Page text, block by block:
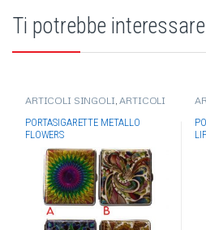
Ti potrebbe
ARTICOLI SINGOLI ARTICOLI
FUMATORE,VARI,ACCESSORI
PER FUMATORI,PORTA
PACCHETTO/PORTA
SIGARETTE
PORTASIGARETTE METALLO
FLOWERS